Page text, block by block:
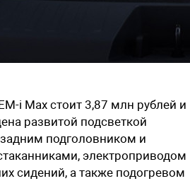
i Max стоит3,87 млн рублей и
развитой подсветкой
подголовником и
электроприводом
сидений, а также подогревом